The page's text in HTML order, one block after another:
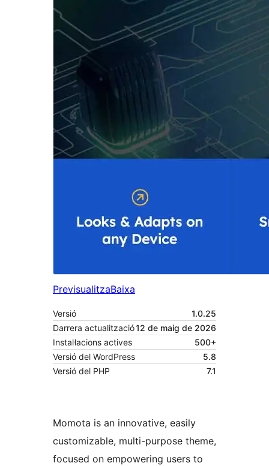
PrevisualitzaBaixa
Versió
1.0.25
Darrera actualització12 de maig de 2026
Instal·lacions actives
500+
Versió del WordPress
5.8
Versió del PHP
7.1
Momota is an innovative, easily
customizable, multi-purpose theme,
focused on empowering users to